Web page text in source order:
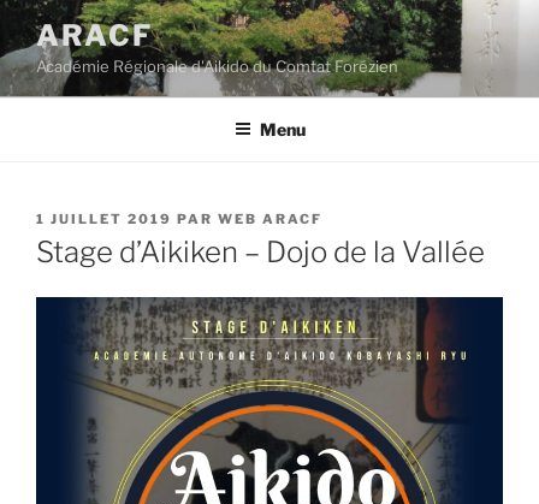
Aller
au
contenu
principal
ARACF
Académie Régionale d'Aikido du Comtat Forézien
Menu
PUBLIÉ
LE
1 JUILLET 2019 PAR WEB ARACF
Stage d’Aikiken – Dojo de la Vallée